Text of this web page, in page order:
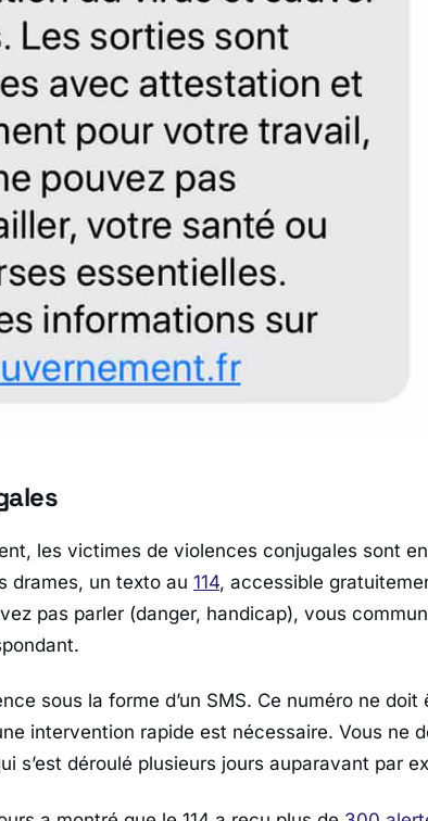
les victimes de violences conjugales sont
drames, un texto au 114, accessible
pas parler (danger, handicap), vous
sous la forme d’un SMS. Ce numéro ne doit
intervention rapide est nécessaire. Vous ne
s’est déroulé plusieurs jours auparavant par